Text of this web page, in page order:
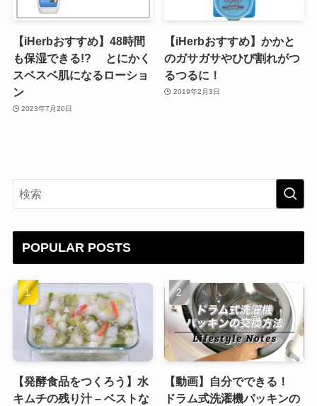
【iHerbおすすめ】48時間
も保湿できる!? とにかく
スベスベ肌になるローショ
ン
2023年7月20日
【iHerbおすすめ】かかと
のガサガサやひび割れがつ
るつるに！
2019年2月3日
POPULAR POSTS
【発酵食品をつくろう】水
キムチの残り汁 – ベストな
【動画】自分でできる！
ドラム式洗濯機パッキンの